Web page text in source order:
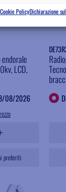
Cookie PolicyDichiarazione
LCD,
08/2026
preferiti